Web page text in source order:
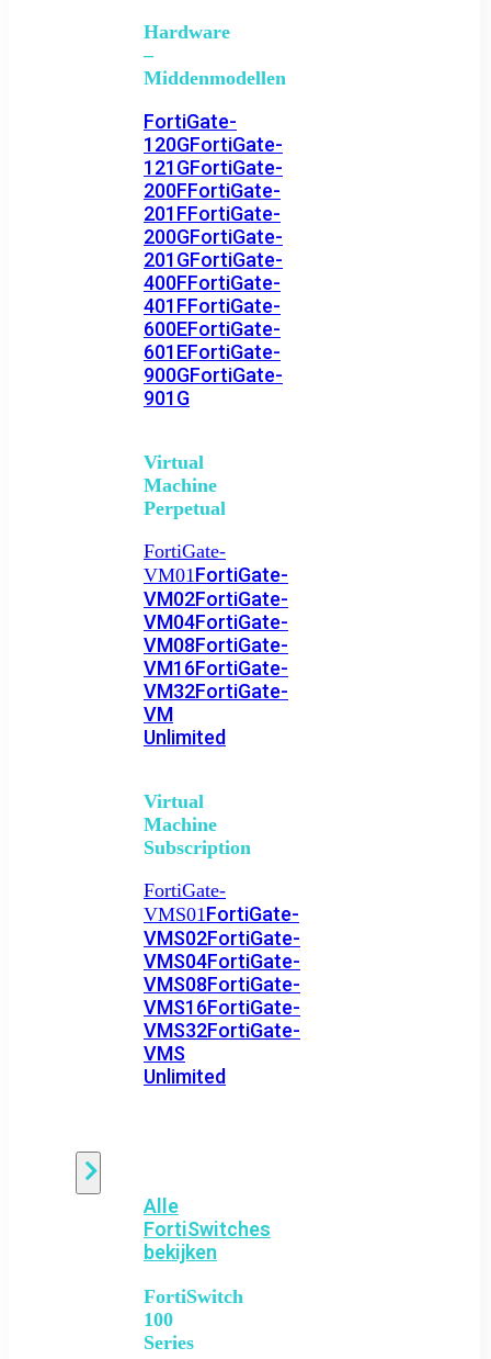
Hardware
–
Middenmodellen
FortiGate-
120GFortiGate-
121GFortiGate-
200FFortiGate-
201FFortiGate-
200GFortiGate-
201GFortiGate-
400FFortiGate-
401FFortiGate-
600EFortiGate-
601EFortiGate-
900GFortiGate-
901G
Virtual
Machine
Perpetual
FortiGate-
VM01FortiGate-
VM02FortiGate-
VM04FortiGate-
VM08FortiGate-
VM16FortiGate-
VM32FortiGate-
VM
Unlimited
Virtual
Machine
Subscription
FortiGate-
VMS01FortiGate-
VMS02FortiGate-
VMS04FortiGate-
VMS08FortiGate-
VMS16FortiGate-
VMS32FortiGate-
VMS
Unlimited
Alle
FortiSwitches
bekijken
FortiSwitch
100
Series